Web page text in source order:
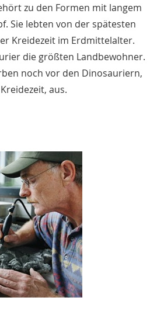
zu den Formen mit langem
Sie lebten von der spätesten
Kreidezeit im Erdmittelalter.
die größten Landbewohner.
noch vor den Dinosauriern,
aus.